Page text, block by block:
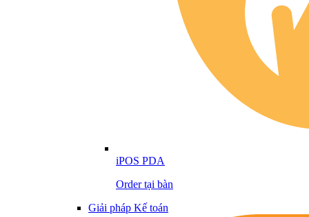
iPOS PDA
Order tại bàn
Giải pháp Kế toán